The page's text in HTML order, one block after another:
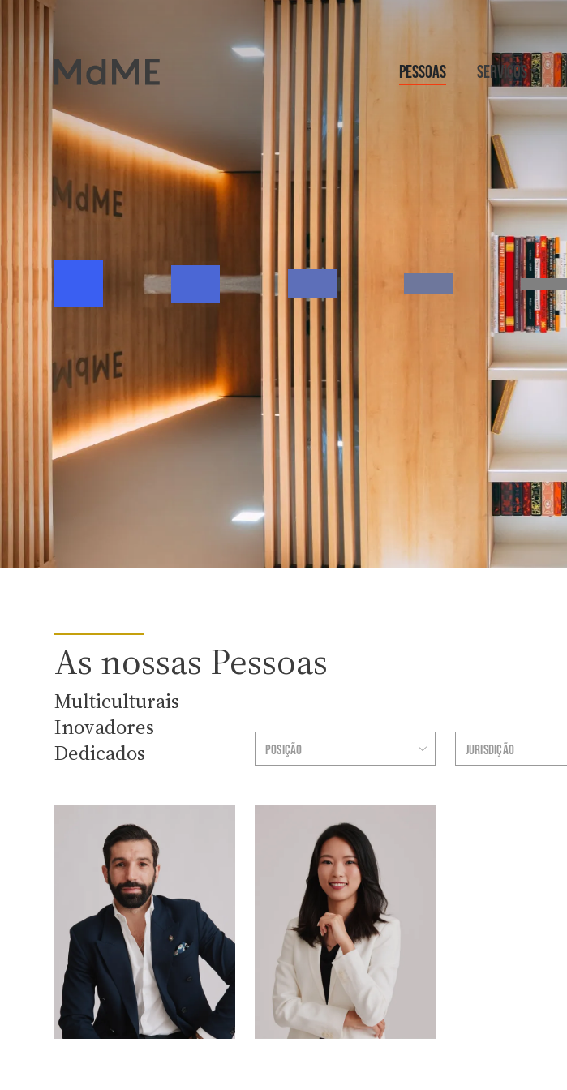
PESSOAS SERVIÇOS
As nossas Pessoas
Multiculturais
Inovadores
Dedicados